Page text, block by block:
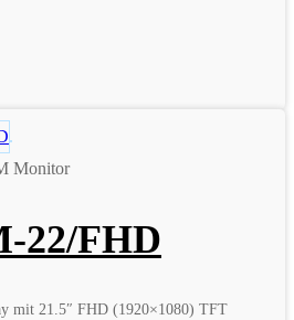
Monitor
22/FHD
mit 21.5″ FHD (1920×1080) TFT